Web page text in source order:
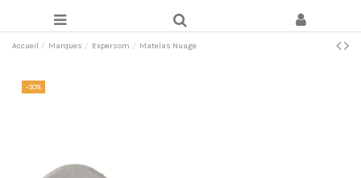
Accueil Marques Expersom Matelas Nuage
-30%